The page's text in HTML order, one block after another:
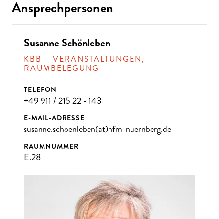
ÜBE
R 300
VE
R
A
NST
ALT
U
N
GE
N P
R
O
J
A
H
Ansprechpersonen
Susanne Schönleben
KBB – VERANSTALTUNGEN,
RAUMBELEGUNG
TELEFON
+49 911 / 215 22 - 143
E-MAIL-ADRESSE
susanne.schoenleben(at)hfm-nuernberg.de
RAUMNUMMER
E.28